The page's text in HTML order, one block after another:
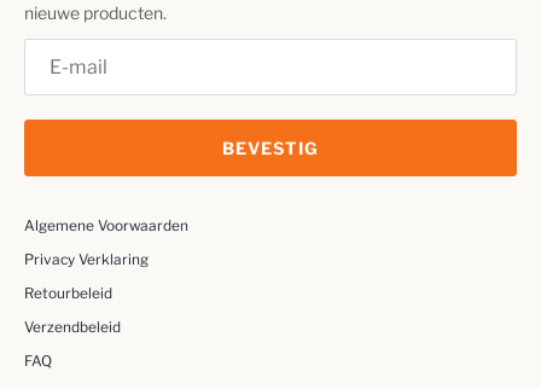
nieuwe producten.
BEVESTIG
Algemene Voorwaarden
Privacy Verklaring
Retourbeleid
Verzendbeleid
FAQ